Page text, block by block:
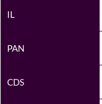
IL
PAN
CDS